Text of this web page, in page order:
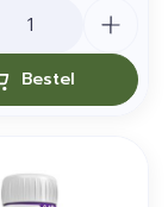
Bestel